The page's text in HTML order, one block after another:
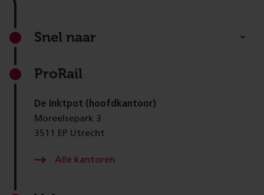
Footer
Snel naar
ProRail
De Inktpot (hoofdkantoor)
Moreelsepark 3
3511 EP Utrecht
Alle kantoren